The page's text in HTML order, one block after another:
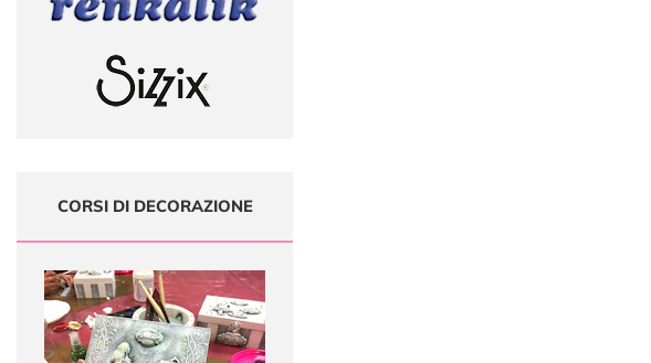
CORSI DI DECORAZIONE